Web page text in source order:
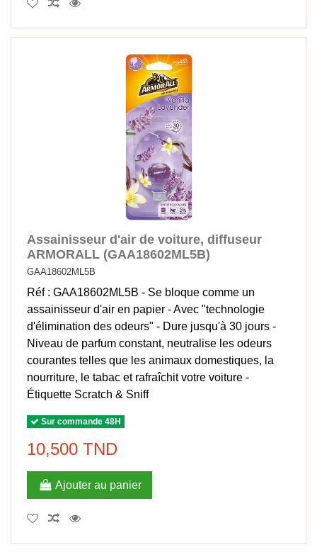
Assainisseur d'air de voiture, diffuseur
ARMORALL (GAA18602ML5B)
GAA18602ML5B
Réf : GAA18602ML5B - Se bloque comme un
assainisseur d'air en papier - Avec "technologie
d'élimination des odeurs" - Dure jusqu'à 30 jours -
Niveau de parfum constant, neutralise les odeurs
courantes telles que les animaux domestiques, la
nourriture, le tabac et rafraîchit votre voiture -
Étiquette Scratch & Sniff
Sur commande 48H
10,500 TND
Ajouter au panier